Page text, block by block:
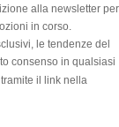
alla newsletter per
in corso.
le tendenze del
consenso in qualsiasi
il link nella